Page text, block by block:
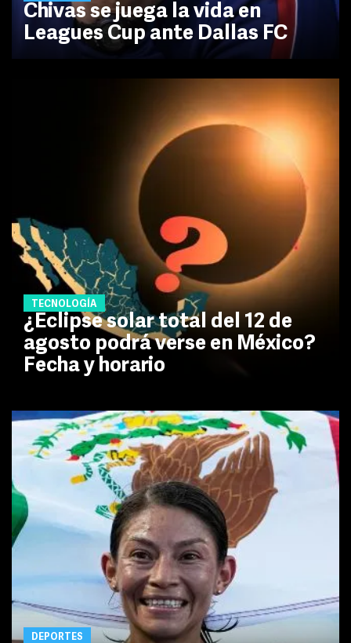
Chivas se juega la vida en
Leagues Cup ante Dallas FC
TECNOLOGÍA
¿Eclipse solar total del 12 de
agosto podrá verse en México?
Fecha y horario
DEPORTES